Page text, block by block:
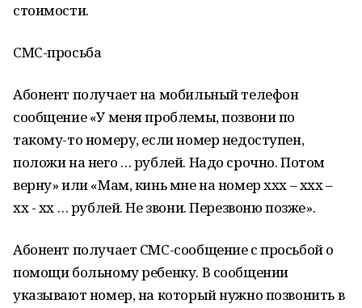
стоимости.
СМС-просьба
Абонент получает на мобильный телефон
сообщение «У меня проблемы, позвони по
такому-то номеру, если номер недоступен,
положи на него … рублей. Надо срочно. Потом
верну» или «Мам, кинь мне на номер ххх – ххх –
хх - хх … рублей. Не звони. Перезвоню позже».
Абонент получает СМС-сообщение с просьбой о
помощи больному ребенку. В сообщении
указывают номер, на который нужно позвонить в